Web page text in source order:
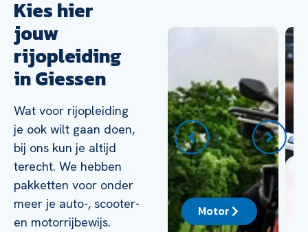
Kies hier
jouw
rijopleiding
in Giessen
Wat voor rijopleiding
je ook wilt gaan doen,
bij ons kun je altijd
terecht. We hebben
pakketten voor onder
meer je auto-, scooter-
en motorrijbewijs.
Auto Motor